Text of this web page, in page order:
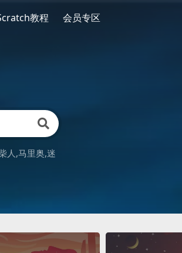
教程 会员专区
人 马里奥 迷